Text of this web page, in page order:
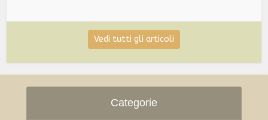
Vedi tutti gli articoli
Categorie